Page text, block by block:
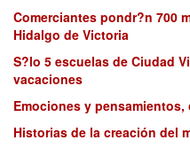
Comerciantes pondr?n 700
Hidalgo de Victoria
S?lo 5 escuelas de Ciudad
vacaciones
Emociones y pensamientos,
Historias de la creación del